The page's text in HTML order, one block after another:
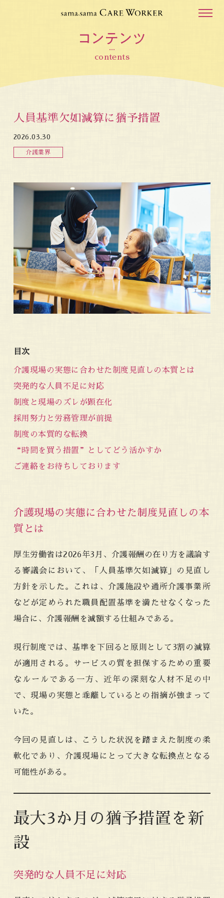
contents
人員基準欠如減算に猶予措置
2026.03.30
介護業界
目次
介護現場の実態に合わせた制度見直しの本質とは
突発的な人員不足に対応
制度と現場のズレが顕在化
採用努力と労務管理が前提
制度の本質的な転換
“時間を買う措置”としてどう活かすか
ご連絡をお待ちしております
介護現場の実態に合わせた制度見直しの本
質とは
厚生労働省は2026年3月、介護報酬の在り方を議論す
る審議会において、「人員基準欠如減算」の見直し
方針を示した。これは、介護施設や通所介護事業所
などが定められた職員配置基準を満たせなくなった
場合に、介護報酬を減額する仕組みである。
現行制度では、基準を下回ると原則として3割の減算
が適用される。サービスの質を担保するための重要
なルールである一方、近年の深刻な人材不足の中
で、現場の実態と乖離しているとの指摘が強まって
いた。
今回の見直しは、こうした状況を踏まえた制度の柔
軟化であり、介護現場にとって大きな転換点となる
可能性がある。
最大3か月の猶予措置を新
設
突発的な人員不足に対応